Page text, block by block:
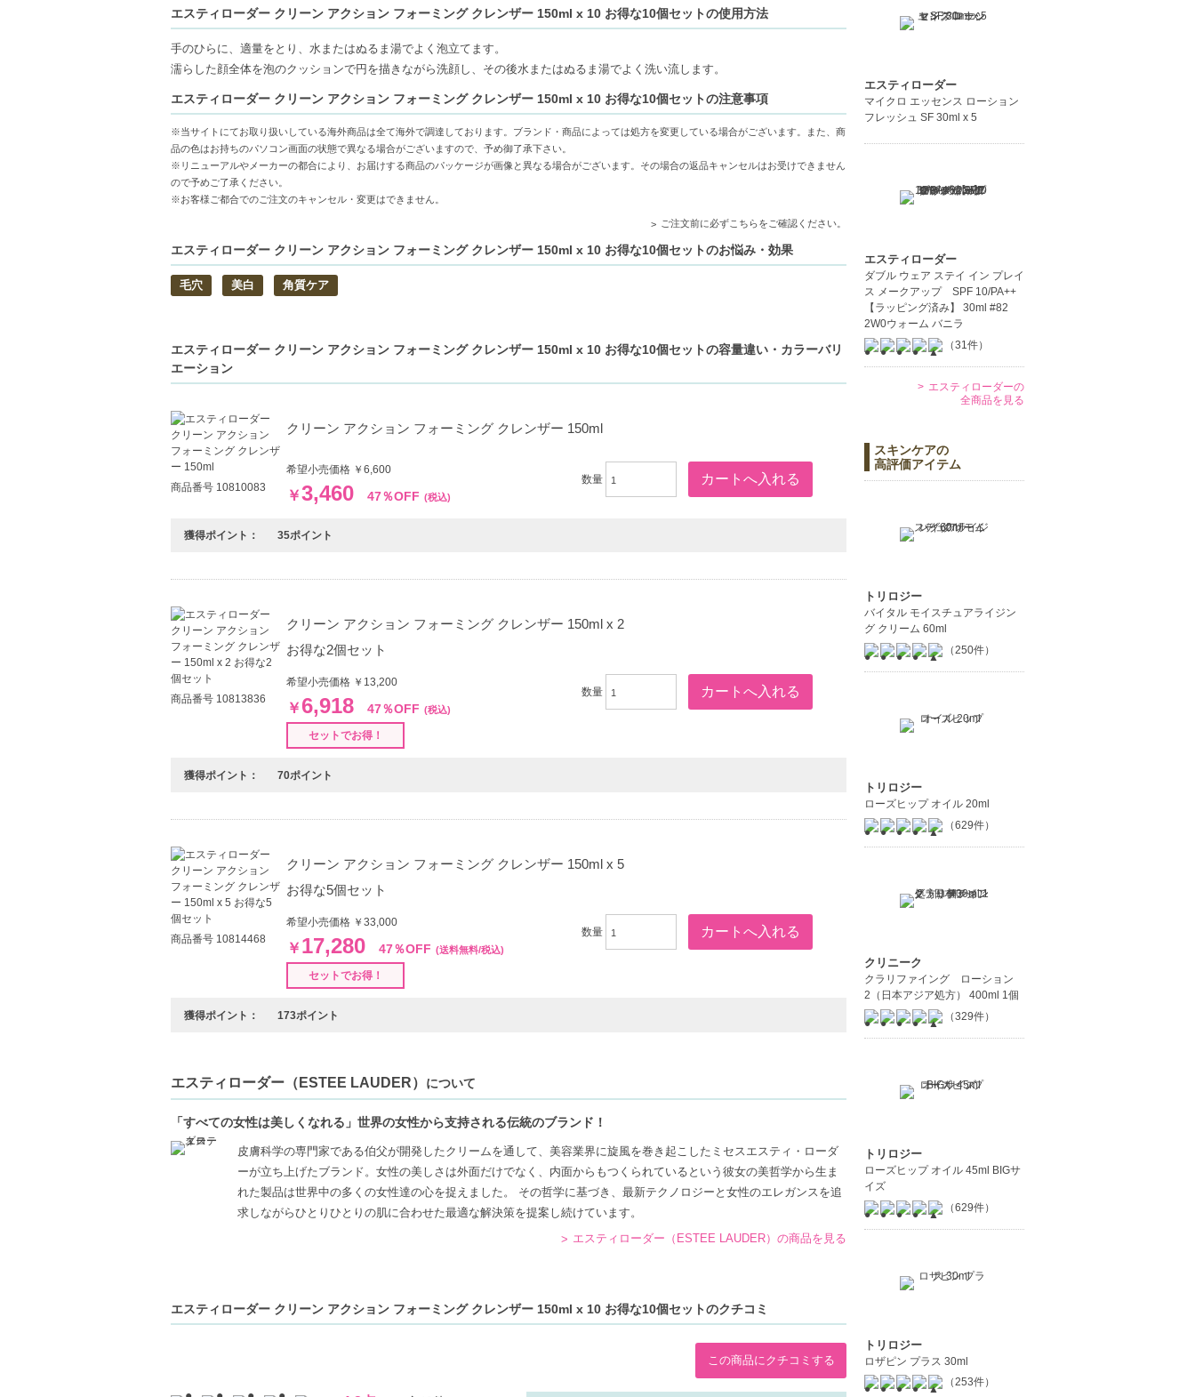
【商品の特徴】
リッチな泡立ち-きめ細かいリッチな泡が、しっかりと肌の汚れを取り除きます。
潤いを保つ-洗顔後もつっぱらず、しっとりとした感触をキープします。
肌のザラつきやくすみが気になる方
クレンジング後のつっぱり感が苦手な方
中文的商品説明在這裡（中国語の商品説明はこちら）
【JAN/UPC:0027131987840】
エスティローダー クリーン アクション フォーミング クレンザー 150ml x 10 お得な10個セットの使用方法
手のひらに、適量をとり、水またはぬるま湯でよく泡立てます。
濡らした顔全体を泡のクッションで円を描きながら洗顔し、その後水またはぬるま湯でよく洗い流します。
エスティローダー クリーン アクション フォーミング クレンザー 150ml x 10 お得な10個セットの注意事項
※当サイトにてお取り扱いしている海外商品は全て海外で調達しております。ブランド・商品によっては処方を変更している場合がございます。また、商
品の色はお持ちのパソコン画面の状態で異なる場合がございますので、予め御了承下さい。
※リニューアルやメーカーの都合により、お届けする商品のパッケージが画像と異なる場合がございます。その場合の返品キャンセルはお受けできません
ので予めご了承ください。
※お客様ご都合でのご注文のキャンセル・変更はできません。
ご注文前に必ずこちらをご確認ください。
エスティローダー クリーン アクション フォーミング クレンザー 150ml x 10 お得な10個セットのお悩み・効果
毛穴 美白 角質ケア
エスティローダー クリーン アクション フォーミング クレンザー 150ml x 10 お得な10個セットの容量違い・カラーバリ
エーション
商品番号 10810083
クリーン アクション フォーミング クレンザー 150ml
希望小売価格 ￥6,600
￥3,460 47％OFF (税込)
数量
獲得ポイント： 35ポイント
商品番号 10813836
クリーン アクション フォーミング クレンザー 150ml x 2
お得な2個セット
希望小売価格 ￥13,200
￥ 6,918 47％OFF (税込)
セットでお得！
数量
獲得ポイント： 70ポイント
商品番号 10814468
クリーン アクション フォーミング クレンザー 150ml x 5
お得な5個セット
希望小売価格 ￥33,000
￥ 17,280 47％OFF (送料無料/税込)
セットでお得！
数量
獲得ポイント： 173ポイント
エスティローダー（ESTEE LAUDER） について
「すべての女性は美しくなれる」世界の女性から支持される伝統のブランド！
皮膚科学の専門家である伯父が開発したクリームを通して、美容業界に旋風を巻き起こしたミセスエスティ・ローダ
ーが立ち上げたブランド。女性の美しさは外面だけでなく、内面からもつくられているという彼女の美哲学から生ま
れた製品は世界中の多くの女性達の心を捉えました。 その哲学に基づき、最新テクノロジーと女性のエレガンスを追
求しながらひとりひとりの肌に合わせた最適な解決策を提案し続けています。
エスティローダー（ESTEE LAUDER）の商品を見る
エスティローダー クリーン アクション フォーミング クレンザー 150ml x 10 お得な10個セットのクチコミ
この商品にクチコミする
エスティローダー
マイクロ エッセンス ローション
フレッシュ SF 30ml x 5
エスティローダー
ダブル ウェア ステイ イン プレイ
ス メークアップ SPF 10/PA++
【ラッピング済み】 30ml #82
2W0ウォーム バニラ
（31件）
エスティローダーの
全商品を見る
スキンケアの
高評価アイテム
トリロジー
バイタル モイスチュアライジン
グ クリーム 60ml
（250件）
トリロジー
ローズヒップ オイル 20ml
（629件）
クリニーク
クラリファイング ローション
2（日本アジア処方） 400ml 1個
（329件）
トリロジー
ローズヒップ オイル 45ml BIGサ
イズ
（629件）
トリロジー
ロザピン プラス 30ml
（253件）